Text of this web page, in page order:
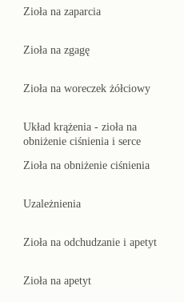
Zioła na zaparcia
Zioła na zgagę
Zioła na woreczek żółciowy
Układ krążenia - zioła na
obniżenie ciśnienia i serce
Zioła na obniżenie ciśnienia
Uzależnienia
Zioła na odchudzanie i apetyt
Zioła na apetyt